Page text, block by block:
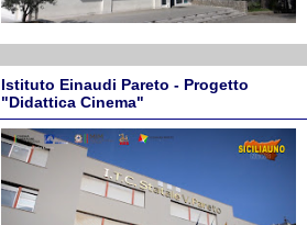
Istituto Einaudi Pareto - Progetto
"Didattica Cinema"